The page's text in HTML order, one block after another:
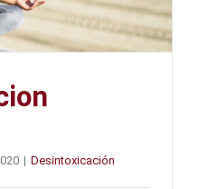
| Desintoxicación